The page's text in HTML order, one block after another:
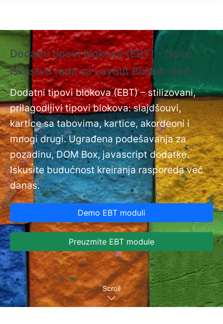
Dodatni tipovi blokova (EBT) - Novo
iskustvo rada sa Layout Builder-om❗
Dodatni tipovi blokova (EBT) – stilizovani,
prilagodljivi tipovi blokova: slajdšouvi,
kartice sa tabovima, kartice, akordeoni i
mnogi drugi. Ugrađena podešavanja za
pozadinu, DOM Box, javascript dodatke.
Iskusite budućnost kreiranja rasporeda već
danas.
Demo EBT moduli
Preuzmite EBT module
na
Scroll